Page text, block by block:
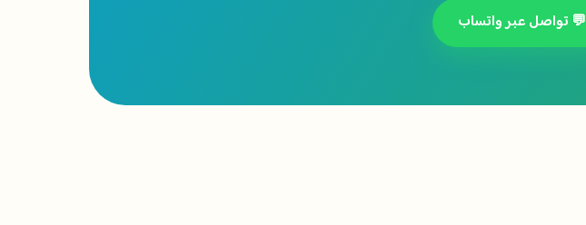
💬 تواصل عبر واتساب